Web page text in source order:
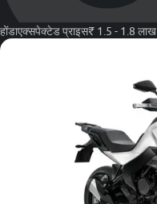
होंडाएक्सपेक्टेड प्राइस₹ 1.5 - 1.8 लाख